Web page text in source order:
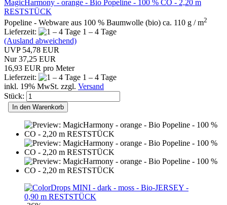
MagicHarmony - orange - Bio Popeline - 100 % CO - 2,20 m
RESTSTÜCK
Popeline - Webware aus 100 % Baumwolle (bio) ca. 110 g / m2
Lieferzeit:
1 – 4 Tage
(Ausland abweichend)
UVP 54,78 EUR
Nur 37,25 EUR
16,93 EUR pro Meter
Lieferzeit:
1 – 4 Tage
inkl. 19% MwSt. zzgl. Versand
Stück:
In den Warenkorb